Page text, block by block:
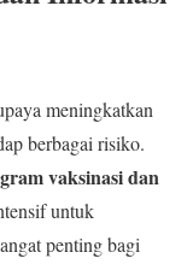
meningkatkan
berbagai risiko.
vaksinasi dan
untuk
penting bagi